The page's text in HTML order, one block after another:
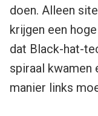
doen. Alleen
krijgen een
dat Black-hat-
spiraal kwamen
manier links